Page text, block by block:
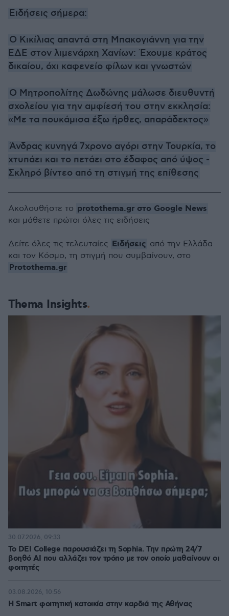
Ειδήσεις σήμερα:
Ο Κικίλιας απαντά στη Μπακογιάννη για την
ΕΔΕ στον λιμενάρχη Χανίων: Έχουμε κράτος
δικαίου, όχι καφενείο φίλων και γνωστών
Ο Μητροπολίτης Δωδώνης μάλωσε διευθυντή
σχολείου για την αμφίεσή του στην εκκλησία:
«Με τα πουκάμισα έξω ήρθες, απαράδεκτος»
Άνδρας κυνηγά 7χρονο αγόρι στην Τουρκία, το
χτυπάει και το πετάει στο έδαφος από ύψος -
Σκληρό βίντεο από τη στιγμή της επίθεσης
Thema Insights
Το DEI College παρουσιάζει τη Sophia. Την πρώτη 24/7
βοηθό AI που αλλάζει τον τρόπο με τον οποίο μαθαίνουν οι
φοιτητές
30.07.2026, 09:33
Η Smart φοιτητική κατοικία στην καρδιά της Αθήνας
03.08.2026, 10:56
Ακολουθήστε το protothema.gr στο Google News
και μάθετε πρώτοι όλες τις ειδήσεις
Δείτε όλες τις τελευταίες Ειδήσεις από την Ελλάδα
και τον Κόσμο, τη στιγμή που συμβαίνουν, στο
Protothema.gr